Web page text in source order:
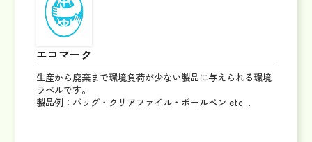
エコマーク
生産から廃棄まで環境負荷が少ない製品に与えられる環境
ラベルです。
製品例：バッグ・クリアファイル・ボールペン etc…